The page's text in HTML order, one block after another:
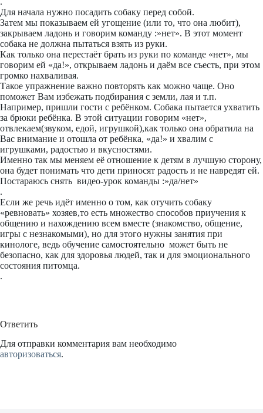
Для начала нужно посадить собаку перед собой.
Затем мы показываем ей угощение (или то, что она любит),
закрываем ладонь и говорим команду :»нет». В этот момент
собака не должна пытаться взять из руки.
Как только она перестаёт брать из руки по команде «нет», мы
говорим ей «да!», открываем ладонь и даём все съесть, при этом
громко нахваливая.
Такое упражнение важно повторять как можно чаще. Оно
поможет Вам избежать подбирания с земли, лая и т.п.
Например, пришли гости с ребёнком. Собака пытается ухватить
за брюки ребёнка. В этой ситуации говорим «нет»,
отвлекаем(звуком, едой, игрушкой),как только она обратила на
Вас внимание и отошла от ребёнка, «да!» и хвалим с
игрушками, радостью и вкусностями.
Именно так мы меняем её отношение к детям в лучшую сторону,
она будет понимать что дети приносят радость и не навредят ей.
Постараюсь снять видео-урок команды :»да/нет»
.
Если же речь идёт именно о том, как отучить собаку
«ревновать» хозяев,то есть множество способов приучения к
общению и нахождению всем вместе (знакомство, общение,
игры с незнакомыми), но для этого нужны занятия при
кинологе, ведь обучение самостоятельно может быть не
безопасно, как для здоровья людей, так и для эмоционального
состояния питомца.
.
Ответить
Для отправки комментария вам необходимо
авторизоваться.